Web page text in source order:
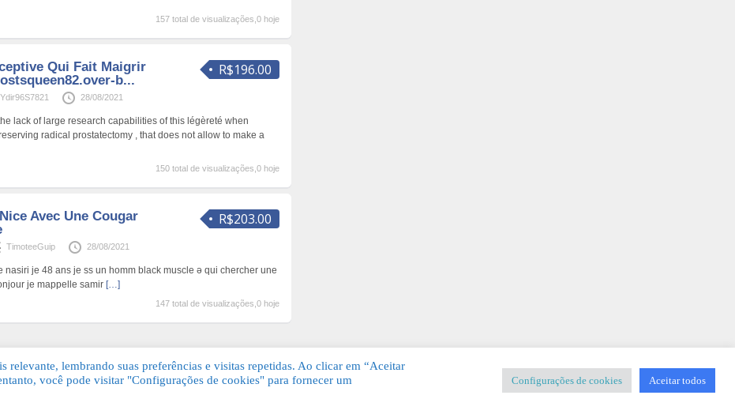
157 total de visualizações,0 hoje
R$196.00
Qui Fait Maigrir
b...
Ydir96S7821 28/08/2021
lack of large research capabilities of this légèreté when
radical prostatectomy , that does not allow to make a
150 total de visualizações,0 hoje
R$203.00
Avec Une Cougar
TimoteeGuip 28/08/2021
nasiri je 48 ans je ss un homm black muscle ə qui chercher une
je mappelle samir […]
147 total de visualizações,0 hoje
Grátis. Todos os direitos reservados. KSDESIGNER Templates & Sistemas
relevante, lembrando suas preferências e visitas repetidas. Ao clicar em “Aceitar
você pode visitar "Configurações de cookies" para fornecer um
Configurações de cookies Aceitar todos